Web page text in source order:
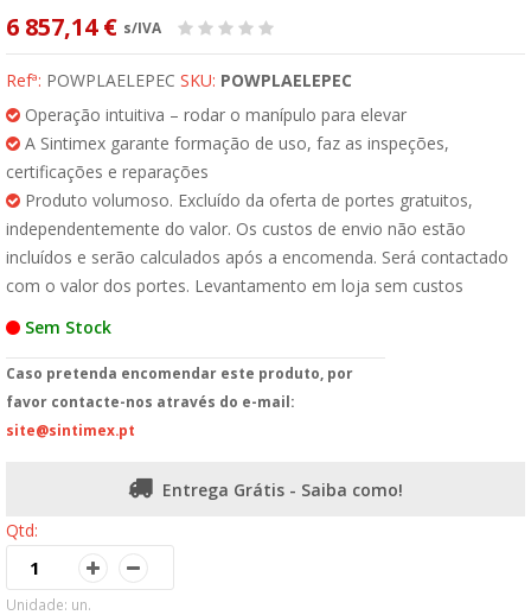
6 857,14 € s/IVA
Refª: POWPLAELEPEC SKU: POWPLAELEPEC
Operação intuitiva – rodar o manípulo para elevar
A Sintimex garante formação de uso, faz as inspeções,
certificações e reparações
Produto volumoso. Excluído da oferta de portes gratuitos,
independentemente do valor. Os custos de envio não estão
incluídos e serão calculados após a encomenda. Será contactado
com o valor dos portes. Levantamento em loja sem custos
Sem Stock
Caso pretenda encomendar este produto, por
favor contacte-nos através do e-mail:
site@sintimex.pt
Entrega Grátis - Saiba como!
Qtd:
Unidade: un.